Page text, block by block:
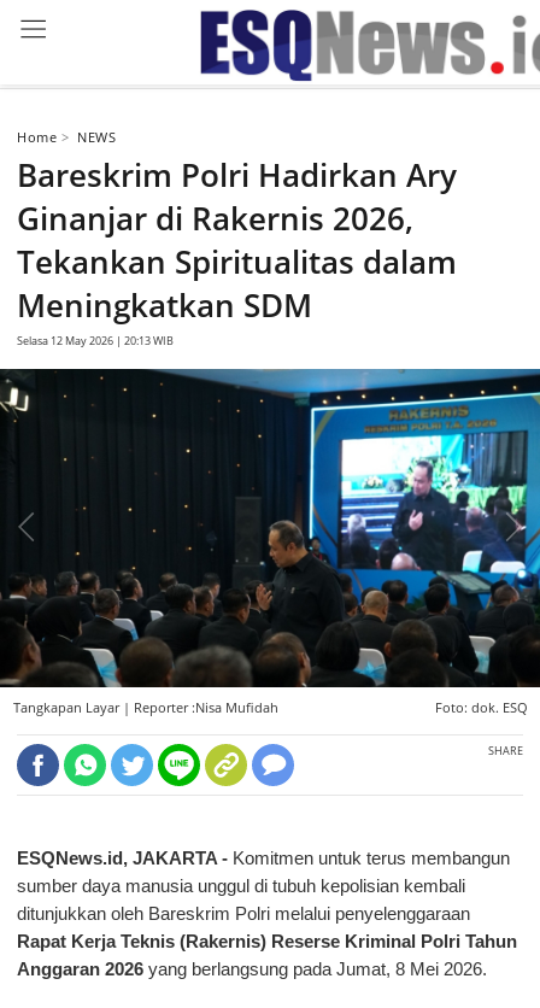
INTERNASIONAL LIPUTAN ARY GINANJAR
Home NEWS
Bareskrim Polri Hadirkan Ary
Ginanjar di Rakernis 2026,
Tekankan Spiritualitas dalam
Meningkatkan SDM
Selasa 12 May 2026 | 20:13 WIB
Tangkapan Layar | Reporter :Nisa Mufidah Foto: dok. ESQ
SHARE
ESQNews.id, JAKARTA - Komitmen untuk terus membangun
sumber daya manusia unggul di tubuh kepolisian kembali
Rapat Kerja Teknis (Rakernis) Reserse Kriminal Polri Tahun
Anggaran 2026 yang berlangsung pada Jumat, 8 Mei 2026.